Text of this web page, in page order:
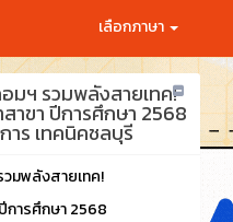
เลือกภาษา
มฯ รวมพลังสายเทค!
าขา ปีการศึกษา 2568
ร เทคนิคชลบุรี
มพลังสายเทค!
การศึกษา 2568